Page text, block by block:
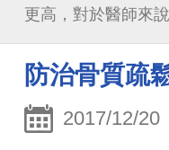
更高，對於醫師來
防治骨質疏
2017/12/20